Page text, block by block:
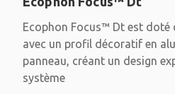
Ecophon Focus™ Dt est doté
avec un profil décoratif en
panneau, créant un design
système